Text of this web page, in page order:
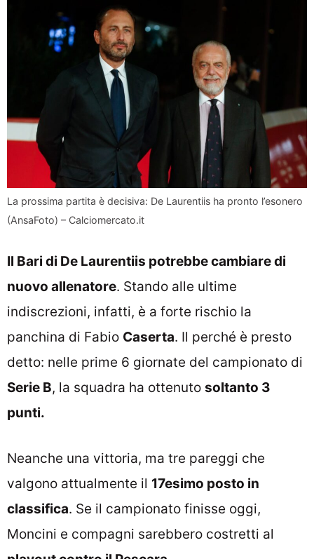
La prossima partita è decisiva: De Laurentiis ha pronto l’esonero
(AnsaFoto) – Calciomercato.it
Il Bari di De Laurentiis potrebbe cambiare di
nuovo allenatore. Stando alle ultime
indiscrezioni, infatti, è a forte rischio la
panchina di Fabio Caserta. Il perché è presto
detto: nelle prime 6 giornate del campionato di
Serie B, la squadra ha ottenuto soltanto 3
punti.
Neanche una vittoria, ma tre pareggi che
valgono attualmente il 17esimo posto in
classifica. Se il campionato finisse oggi,
Moncini e compagni sarebbero costretti al